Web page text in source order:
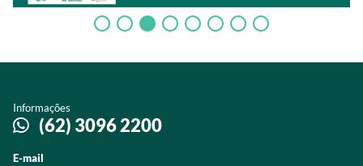
Informações
(62) 3096 2200
E-mail